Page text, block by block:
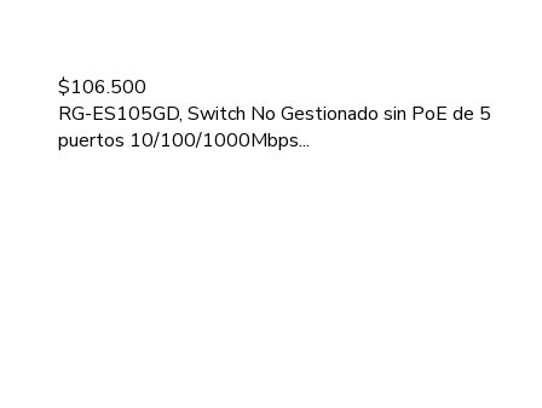
$106.500
RG-ES105GD, Switch No Gestionado sin PoE de 5
puertos 10/100/1000Mbps...